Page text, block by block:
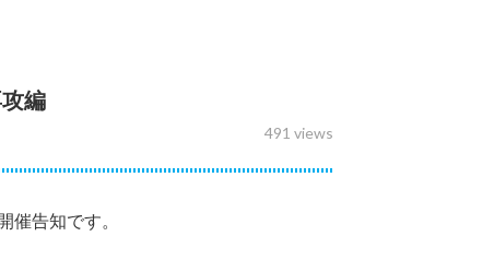
編
491 views
告知です。